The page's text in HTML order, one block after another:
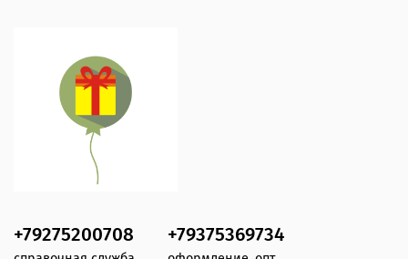
+79275200708 +79375369734